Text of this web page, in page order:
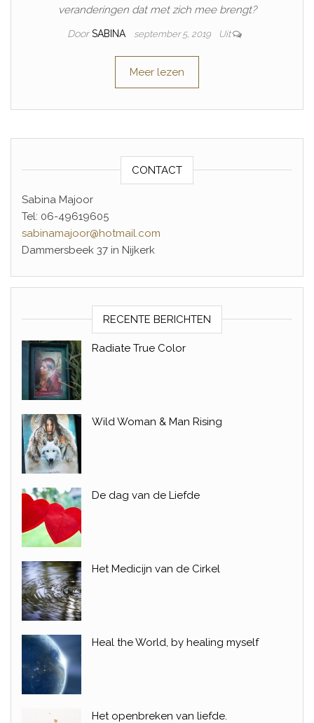
veranderingen dat met zich mee brengt?
Door SABINA september 5, 2019 Uit
Meer lezen
CONTACT
Sabina Majoor
Tel: 06-49619605
sabinamajoor@hotmail.com
Dammersbeek 37 in Nijkerk
RECENTE BERICHTEN
Radiate True Color
Wild Woman & Man Rising
De dag van de Liefde
Het Medicijn van de Cirkel
Heal the World, by healing myself
Het openbreken van liefde.